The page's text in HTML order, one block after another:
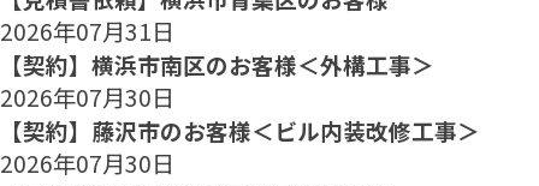
2026年07月31日
【契約】横浜市南区のお客様＜外構工事＞
2026年07月30日
【契約】藤沢市のお客様＜ビル内装改修工事＞
2026年07月30日